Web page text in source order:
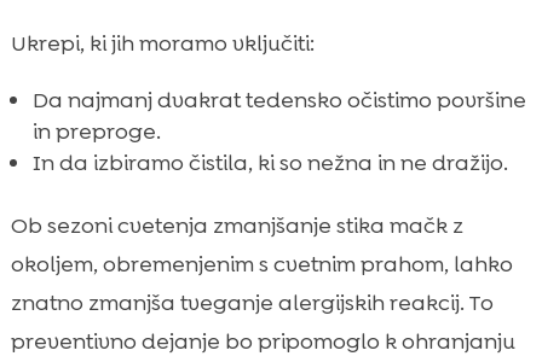
Ukrepi, ki jih moramo vključiti:
Da najmanj dvakrat tedensko očistimo površine
in preproge.
In da izbiramo čistila, ki so nežna in ne dražijo.
Ob sezoni cvetenja zmanjšanje stika mačk z
okoljem, obremenjenim s cvetnim prahom, lahko
znatno zmanjša tveganje alergijskih reakcij. To
preventivno dejanje bo pripomoglo k ohranjanju